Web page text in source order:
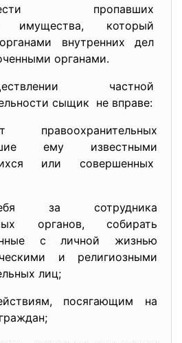
пропавших
имущества, который
внутренних дел
органами.
частной
сыщик не вправе:
ему известными
или совершенных
за сотрудника
органов, собирать
с личной жизнью
и религиозными
лиц;
посягающим на